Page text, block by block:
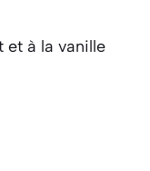
et à la vanille